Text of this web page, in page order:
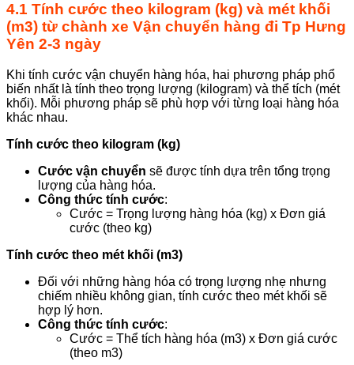
4.1 Tính cước theo kilogram (kg) và mét khối
(m3) từ chành xe Vận chuyển hàng đi Tp Hưng
Yên 2-3 ngày
Khi tính cước vận chuyển hàng hóa, hai phương pháp phổ
biến nhất là tính theo trọng lượng (kilogram) và thể tích (mét
khối). Mỗi phương pháp sẽ phù hợp với từng loại hàng hóa
khác nhau.
Tính cước theo kilogram (kg)
Cước vận chuyển sẽ được tính dựa trên tổng trọng
lượng của hàng hóa.
Công thức tính cước:
Cước = Trọng lượng hàng hóa (kg) x Đơn giá
cước (theo kg)
Tính cước theo mét khối (m3)
Đối với những hàng hóa có trọng lượng nhẹ nhưng
chiếm nhiều không gian, tính cước theo mét khối sẽ
hợp lý hơn.
Công thức tính cước:
Cước = Thể tích hàng hóa (m3) x Đơn giá cước
(theo m3)